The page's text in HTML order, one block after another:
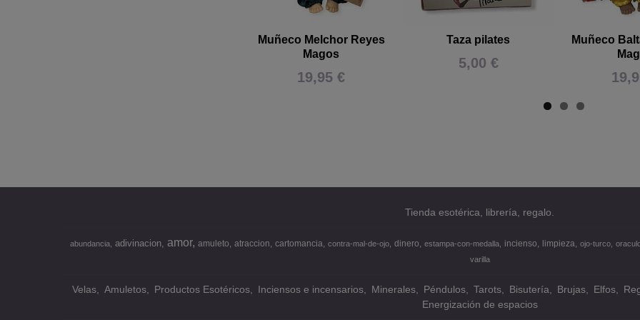
Muñeco Melchor Reyes
Magos
19,95 €
Taza pilates
5,00 €
Muñeco
Tienda esotérica, librería, regalo.
abundancia adivinacion amor amuleto atraccion cartomancia contra-mal-de-ojo dinero estampa-con-medalla incienso limpieza ojo-turco
varilla
Velas Amuletos Productos Esotéricos Inciensos e incensarios Minerales Péndulos Tarots Bisutería Brujas Elfos
Energización de espacios